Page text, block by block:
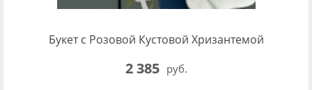
Букет с Розовой Кустовой Хризантемой
2 385 руб.